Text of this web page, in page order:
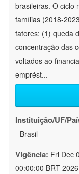
brasileiras. O ciclo
famílias (2018-
fatores: (1) queda
concentração das
voltados ao
emprést...
Instituição/UF/
- Brasil
Vigência: Fri Dec
00:00:00 BRT 2026